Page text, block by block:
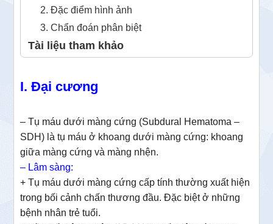
2. Đặc điểm hình ảnh
3. Chẩn đoán phân biệt
Tài liệu tham khảo
I. Đại cương
– Tụ máu dưới màng cứng (Subdural Hematoma –
SDH) là tụ máu ở khoang dưới màng cứng: khoang
giữa màng cứng và màng nhện.
– Lâm sàng:
+ Tụ máu dưới màng cứng cấp tính thường xuất hiện
trong bối cảnh chấn thương đầu. Đặc biệt ở những
bệnh nhân trẻ tuổi.